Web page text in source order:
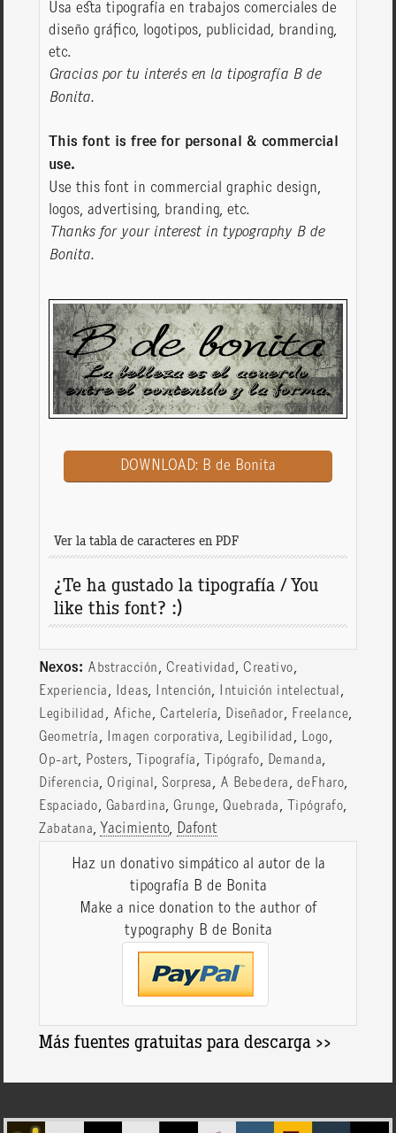
Usa esta tipografía en trabajos comerciales de
diseño gráfico, logotipos, publicidad, branding,
etc.
Gracias por tu interés en la tipografía B de
Bonita.
This font is free for personal & commercial
use.
Use this font in commercial graphic design,
logos, advertising, branding, etc.
Thanks for your interest in typography B de
Bonita.
DOWNLOAD: B de Bonita
Ver la tabla de caracteres en PDF
¿Te ha gustado la tipografía / You
like this font? :)
Nexos: Abstracción Creatividad ,Creativo
Experiencia Ideas Intención Intuición intelectual
Legibilidad Afiche Cartelería Diseñador Freelance
Geometría Imagen corporativa Legibilidad Logo
Op-art Posters Tipografía Tipógrafo Demanda
Diferencia ,Original Sorpresa A Bebedera deFharo
Espaciado Gabardina ,Grunge ,Quebrada Tipógrafo
Zabatana Yacimiento, Dafont
Haz un donativo simpático al autor de la
tipografía B de Bonita
Make a nice donation to the author of
typography B de Bonita
Más fuentes gratuitas para descarga >>